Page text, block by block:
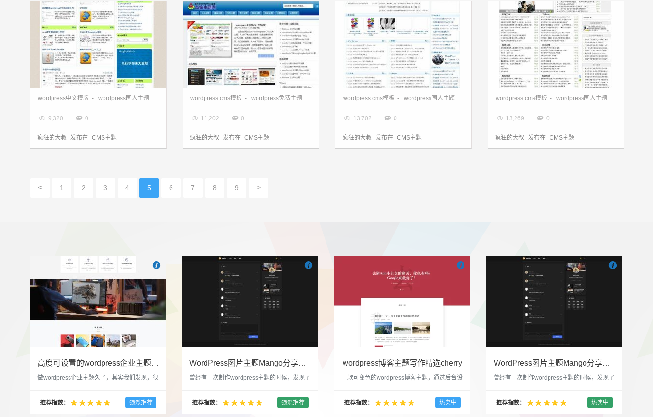
wordpress中文模版 - wordpress国人主题
 9,320  0
疯狂的大叔 发布在 CMS主题
wordpress cms模板 - wordpress免费主题
 11,202  0
疯狂的大叔 发布在 CMS主题
wordpress cms主题:高仿织梦dedecms主题
wordpress cms模板 - wordpress国人主题
 13,702  0
疯狂的大叔 发布在 CMS主题
wordpress cms主题:中文DyMoo主题
wordpress cms模板 - wordpress国人主题
 13,269  0
疯狂的大叔 发布在 CMS主题
< 1 2 3 4 5 6 7 8 9 >
 吧
高度可设置的wordpress企业主题indigo分享
做wordpress企业主题久了，其实我们发现，很
配色和元素细节。为此我们创造了一个高可设
置，并且模块可以重复利用的wordpress企业主
推荐指数： 强烈推荐

WordPress图片主题Mango分享，类朋友圈的博客主题
曾经有一次制作wordpress主题的时候，发现了
喜欢，所以后来自己也做了一个。说它是图片
分享站也行，说是分享心情也行，总之就是这
推荐指数： 强烈推荐
 吧
wordpress博客主题写作精选cherry
一款可变色的wordpress博客主题，通过后台设
纯粹的写作博客主题，如果你不喜欢，可以对
文章列表里的很多布局进行展现设置，比如你
推荐指数： 热卖中

WordPress图片主题Mango分享，类朋友圈的博客主题
曾经有一次制作wordpress主题的时候，发现了
喜欢，所以后来自己也做了一个。说它是图片
分享站也行，说是分享心情也行，总之就是这
推荐指数： 热卖中